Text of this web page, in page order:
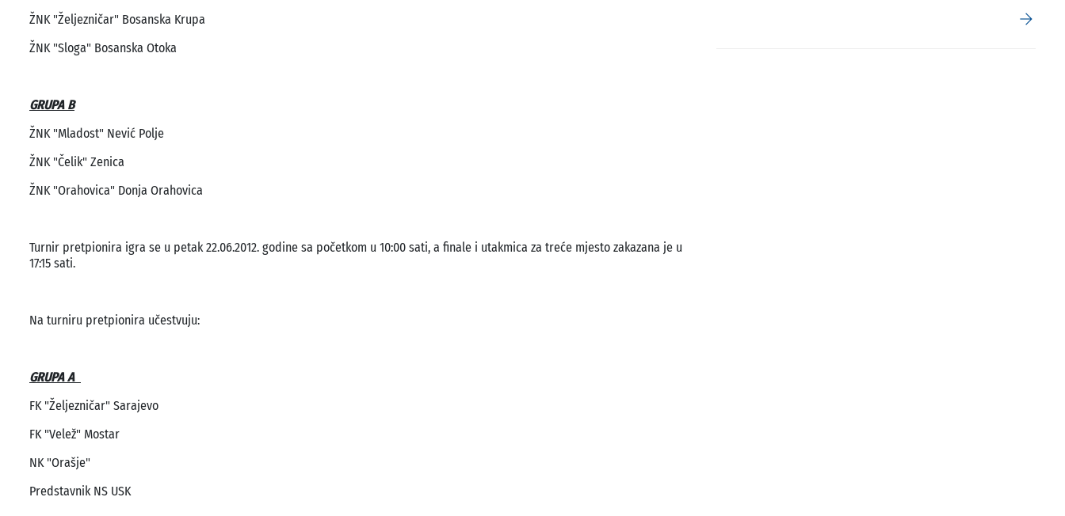
ŽNK "Željezničar" Bosanska Krupa
ŽNK "Sloga" Bosanska Otoka
GRUPA B
ŽNK "Mladost" Nević Polje
ŽNK "Čelik" Zenica
ŽNK "Orahovica" Donja Orahovica
Turnir pretpionira igra se u petak 22.06.2012. godine sa početkom u 10:00 sati, a finale i utakmica za treće mjesto zakazana je u
17:15 sati.
Na turniru pretpionira učestvuju:
GRUPA A
FK "Željezničar" Sarajevo
FK "Velež" Mostar
NK "Orašje"
Predstavnik NS USK
arrow_forward